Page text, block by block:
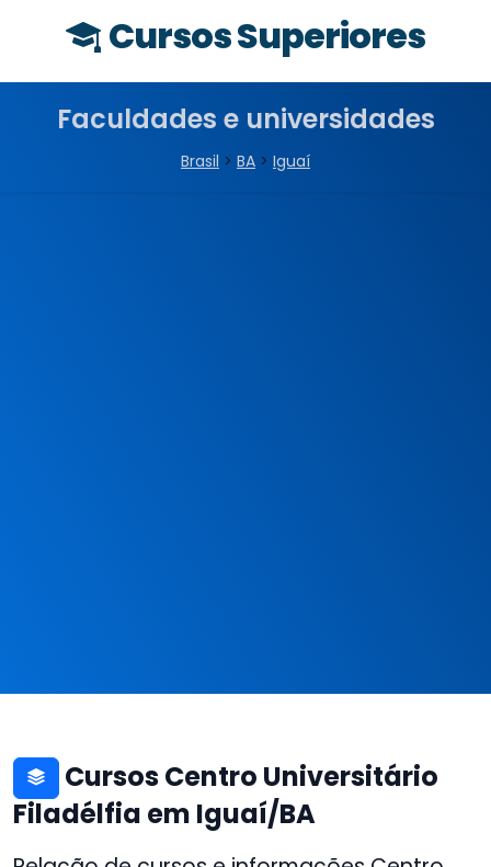
Cursos Superiores
Faculdades e universidades
Brasil > BA > Iguaí
Cursos Centro Universitário
Filadélfia em Iguaí/BA